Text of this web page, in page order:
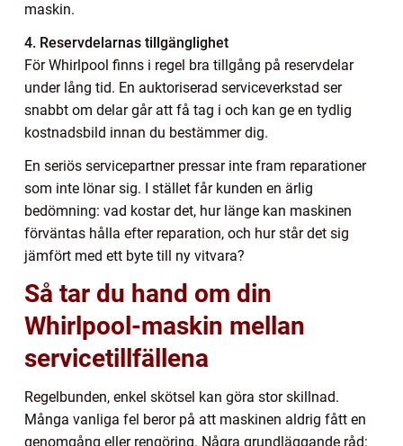
maskin.
4. Reservdelarnas tillgänglighet
För Whirlpool finns i regel bra tillgång på reservdelar
under lång tid. En auktoriserad serviceverkstad ser
snabbt om delar går att få tag i och kan ge en tydlig
kostnadsbild innan du bestämmer dig.
En seriös servicepartner pressar inte fram reparationer
som inte lönar sig. I stället får kunden en ärlig
bedömning: vad kostar det, hur länge kan maskinen
förväntas hålla efter reparation, och hur står det sig
jämfört med ett byte till ny vitvara?
Så tar du hand om din
Whirlpool-maskin mellan
servicetillfällena
Regelbunden, enkel skötsel kan göra stor skillnad.
Många vanliga fel beror på att maskinen aldrig fått en
genomgång eller rengöring. Några grundläggande råd: